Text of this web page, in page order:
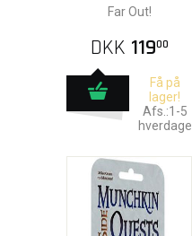
Far Out!
DKK 11900
Få på
lager!
Afs.:1-5
hverdage